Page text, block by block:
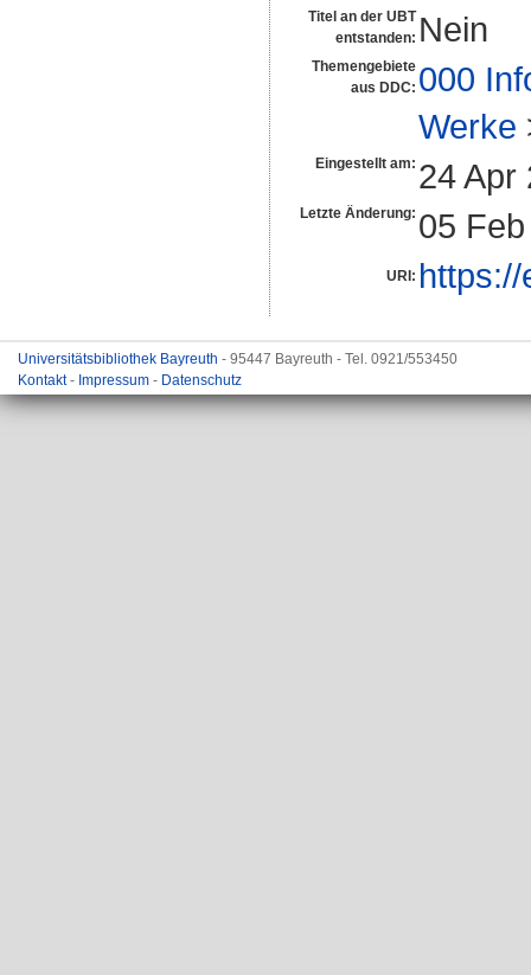
Titel an der UBT
entstanden: Nein
Themengebiete
aus DDC: 000
Werke
Eingestellt am: 24 Apr
Letzte Änderung: 05
URI:
Universitätsbibliothek Bayreuth - 95447 Bayreuth - Tel. 0921/553450
Kontakt- Impressum - Datenschutz